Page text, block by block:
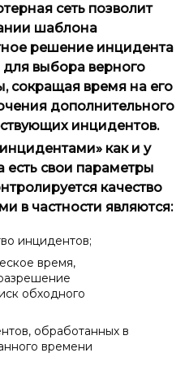
сеть позволит
шаблона
решение инцидента
выбора верного
сокращая время на его
дополнительного
инцидентов.
как и у
есть свои параметры
качество
в частности являются:
инцидентов;
время,
обходного
обработанных в
времени